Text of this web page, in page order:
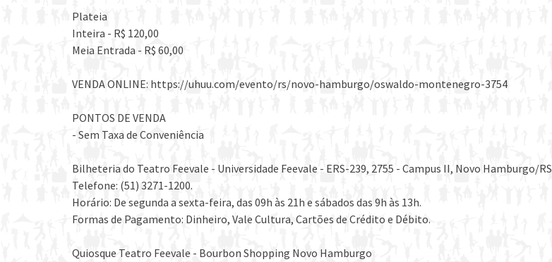
Plateia
Inteira - R$ 120,00
Meia Entrada - R$ 60,00
VENDA ONLINE: https://uhuu.com/evento/rs/novo-hamburgo/oswaldo-montenegro-3754
PONTOS DE VENDA
- Sem Taxa de Conveniência
Bilheteria do Teatro Feevale - Universidade Feevale - ERS-239, 2755 - Campus II, Novo Hamburgo/RS
Telefone: (51) 3271-1200.
Horário: De segunda a sexta-feira, das 09h às 21h e sábados das 9h às 13h.
Formas de Pagamento: Dinheiro, Vale Cultura, Cartões de Crédito e Débito.
Quiosque Teatro Feevale - Bourbon Shopping Novo Hamburgo